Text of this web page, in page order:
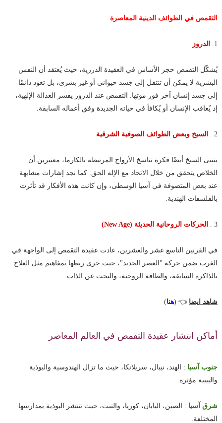
التقمص في الطوائف الدينية المعاصرة
1. الدروز
يُشكّل التقمص حجر الأساس في العقيدة الدرزية، حيث يُعتقد أن النفس
البشرية لا يمكن أن تنتقل إلى جسد حيواني أو غير بشري، بل تعود دائمًا
إلى جسد إنسان آخر فور موتها. التقمص عند الدروز يفسر العدالة الإلهية،
إذ يُعاقب الإنسان أو يُكافأ في حياته الجديدة وفق أعماله السابقة.
2 . السيخ وبعض الطوائف الصوفية الشرقية
يتبنى السيخ أيضًا فكرة تناسخ الأرواح المرتبطة بالكارما، معتبرين أن
الخلاص يتحقق من خلال الاتحاد مع الإله الحق. كما نجد إشارات مشابهة
عند بعض المتصوفة في آسيا الوسطى، وإن كانت هذه الأفكار قد تأثرت
بالفلسفات الهندية.
3 . الحركات الروحانية الحديثة (New Age)
في القرنين التاسع عشر والعشرين، عادت عقيدة التقمص إلى الواجهة في
الغرب ضمن حركة "العصر الجديد"، حيث جرى ربطها بمفاهيم مثل العلاج
بالذاكرة السابقة، والطاقة الروحية، والبحث عن الذات.
شاهد ايضا 👈 (هنا)
أماكن انتشار عقيدة التقمص في العالم المعاصر
جنوب آسيا : الهند، نيبال، سريلانكا، حيث ما تزال الهندوسية والبوذية
واليينية مؤثرة.
شرق آسيا : الصين، اليابان، كوريا، والتبت، حيث تنتشر البوذية بمدارسها
المختلفة.